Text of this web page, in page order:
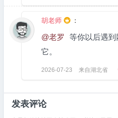
胡老师  ：
@老罗
等你以后遇到
它。
2026-07-23 来自湖北省
发表评论